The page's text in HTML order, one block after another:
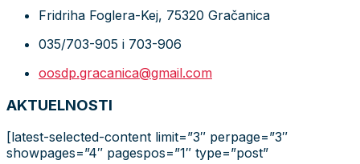
Fridriha Foglera-Kej, 75320 Gračanica
035/703-905 i 703-906
oosdp.gracanica@gmail.com
AKTUELNOSTI
[latest-selected-content limit=”3″ perpage=”3″
showpages=”4″ pagespos=”1″ type=”post”